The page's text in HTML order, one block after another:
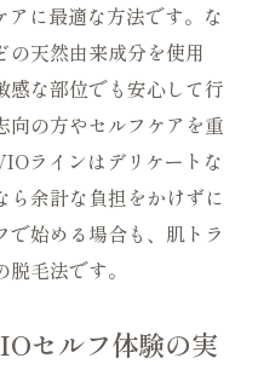
に最適な方法です。な
の天然由来成分を使用
感な部位でも安心して行
向の方やセルフケアを重
ラインはデリケートな
ら余計な負担をかけずに
で始める場合も、肌トラ
毛法です。
セルフ体験の実